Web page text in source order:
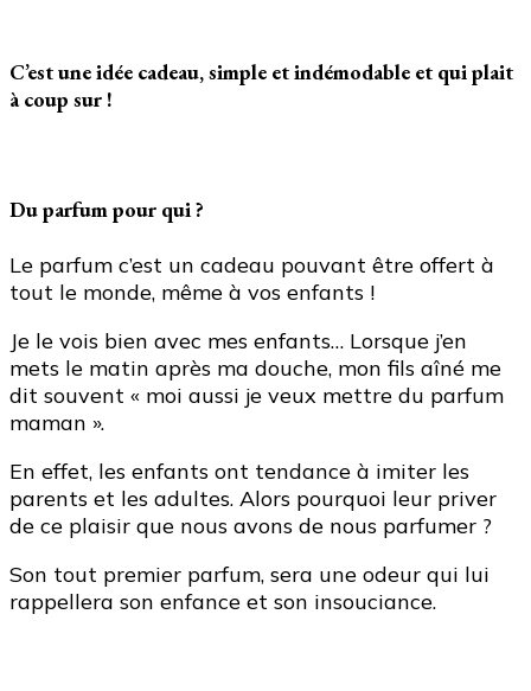
C’est une idée cadeau, simple et indémodable et qui plait
à coup sur !
Du parfum pour qui ?
Le parfum c’est un cadeau pouvant être offert à
tout le monde, même à vos enfants !
Je le vois bien avec mes enfants… Lorsque j’en
mets le matin après ma douche, mon fils aîné me
dit souvent « moi aussi je veux mettre du parfum
maman ».
En effet, les enfants ont tendance à imiter les
parents et les adultes. Alors pourquoi leur priver
de ce plaisir que nous avons de nous parfumer ?
Son tout premier parfum, sera une odeur qui lui
rappellera son enfance et son insouciance.